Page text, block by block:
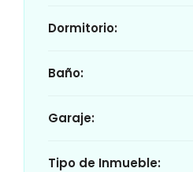
Dormitorio:
Baño:
Garaje:
Tipo de Inmueble: